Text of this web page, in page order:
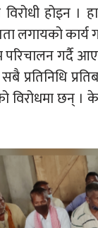
होइन ।
लगायको
परिचालन गर्दै
प्रतिनिधि
विरोधमा छन्